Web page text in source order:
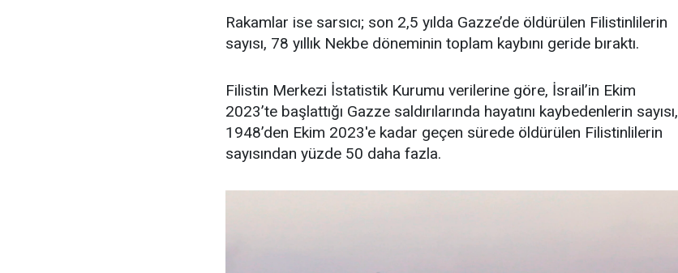
Rakamlar ise sarsıcı; son 2,5 yılda Gazze’de öldürülen Filistinlilerin
sayısı, 78 yıllık Nekbe döneminin toplam kaybını geride bıraktı.
Filistin Merkezi İstatistik Kurumu verilerine göre, İsrail’in Ekim
2023’te başlattığı Gazze saldırılarında hayatını kaybedenlerin sayısı,
1948’den Ekim 2023'e kadar geçen sürede öldürülen Filistinlilerin
sayısından yüzde 50 daha fazla.